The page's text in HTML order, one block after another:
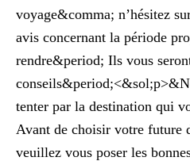
voyage&comma; n’hésitez
avis concernant la période
rendre&period; Ils vous
tenter par la destination qui
Avant de choisir votre future
veuillez vous poser les